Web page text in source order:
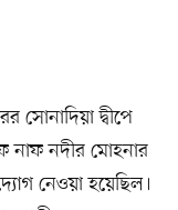
দ্বীপে
নাফ নদীর মোহনার
নেওয়া হয়েছিল।